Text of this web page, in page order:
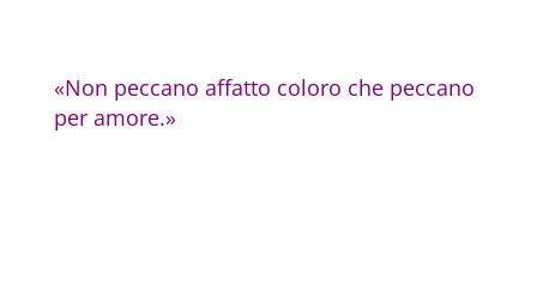
«Non peccano affatto coloro che peccano
per amore.»